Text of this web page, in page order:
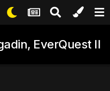
EverQuest II